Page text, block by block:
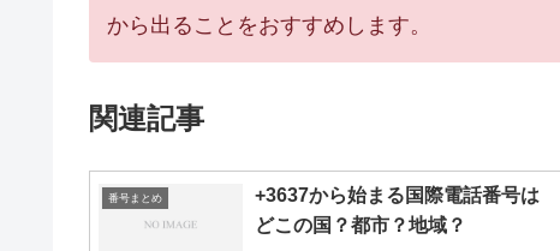
から出ることをおすすめします。
関連記事
番号まとめ
+3637から始まる国際電話番号は
どこの国？都市？地域？